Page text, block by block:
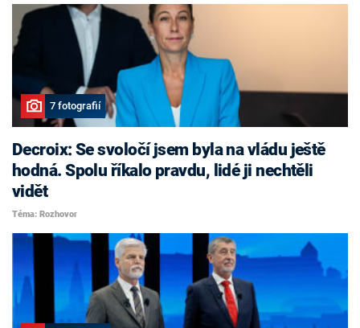
7 fotografií
Decroix: Se svoločí jsem byla na vládu ještě
hodná. Spolu říkalo pravdu, lidé ji nechtěli
vidět
Téma: Rozhovor